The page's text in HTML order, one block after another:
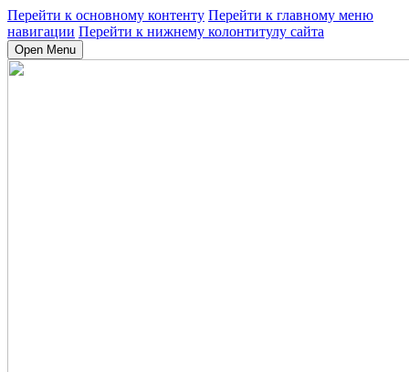
Перейти к основному контенту Перейти к главному меню
навигации Перейти к нижнему колонтитулу сайта
Open Menu